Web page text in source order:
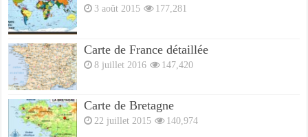
3 août 2015 177,281
Carte de France détaillée
8 juillet 2016 147,420
Carte de Bretagne
22 juillet 2015 140,974